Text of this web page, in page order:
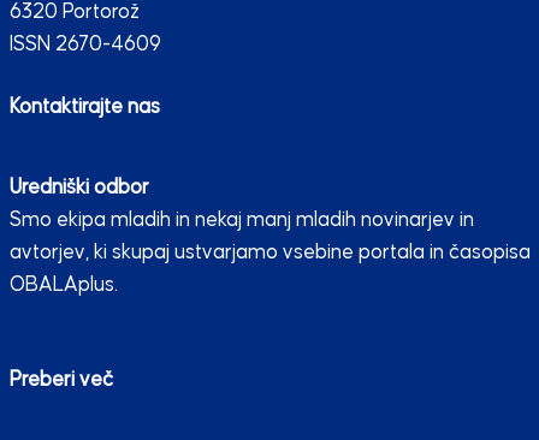
6320 Portorož
ISSN 2670-4609
Kontaktirajte nas
Uredniški odbor
Smo ekipa mladih in nekaj manj mladih novinarjev in
avtorjev, ki skupaj ustvarjamo vsebine portala in časopisa
OBALAplus.
Preberi več